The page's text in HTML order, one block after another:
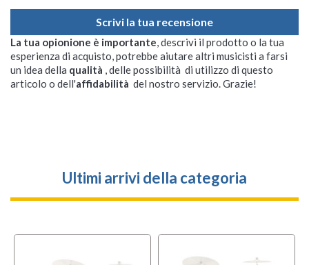
Scrivi la tua recensione
La tua opionione è importante, descrivi il prodotto o la tua
esperienza di acquisto, potrebbe aiutare altri musicisti a farsi
un idea della qualità , delle possibilità di utilizzo di questo
articolo o dell'affidabilità del nostro servizio. Grazie!
Ultimi arrivi della categoria